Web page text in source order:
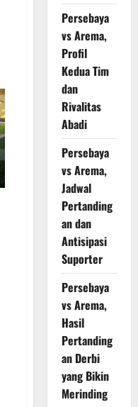
Persebaya
vs Arema,
Profil
Kedua Tim
dan
Rivalitas
Abadi
Persebaya
vs Arema,
Jadwal
Pertanding
an dan
Antisipasi
Suporter
Persebaya
vs Arema,
Hasil
Pertanding
an Derbi
yang Bikin
Merinding